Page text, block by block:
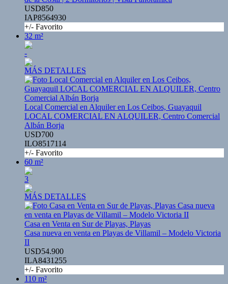
USD850
IAP8564930
+/- Favorito
32 m²
-
MÁS DETALLES
Local Comercial en Alquiler en Los Ceibos, Guayaquil
LOCAL COMERCIAL EN ALQUILER, Centro Comercial
Albán Borja
USD700
ILO8517114
+/- Favorito
60 m²
3
MÁS DETALLES
Casa en Venta en Sur de Playas, Playas
Casa nueva en venta en Playas de Villamil – Modelo Victoria
II
USD54.900
ILA8431255
+/- Favorito
110 m²